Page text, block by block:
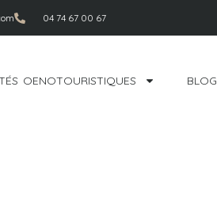
04 74 67 00 67
OENOTOURISTIQUES BLOG